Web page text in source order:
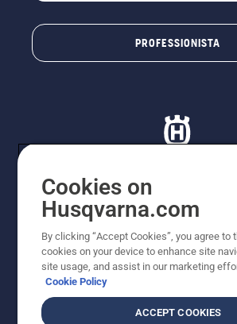
PROFESSIONISTA
© Husqvarna AB (publ). Tutti i diritti
Husqvarna Schweiz AG per i
aderenti all’iniziativa, prezzi in CHF
all’ 8,1% e TRA. Con riserva di
indicati sono prezzi al dettaglio
a meno che il prodotto non sia
Cookies on
Husqvarna.com
By clicking “Accept Cookies”, you agree to
cookies on your device to enhance site
site usage, and assist in our marketing
Cookie Policy
ACCEPT COOKIES